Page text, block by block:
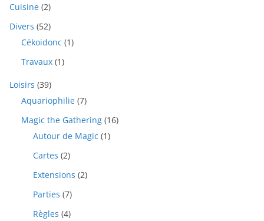
Cuisine (2)
Divers (52)
Cékoidonc (1)
Travaux (1)
Loisirs (39)
Aquariophilie (7)
Magic the Gathering (16)
Autour de Magic (1)
Cartes (2)
Extensions (2)
Parties (7)
Règles (4)